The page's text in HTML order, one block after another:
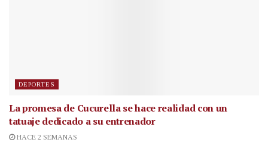
DEPORTES
La promesa de Cucurella se hace realidad con un
tatuaje dedicado a su entrenador
HACE 2 SEMANAS